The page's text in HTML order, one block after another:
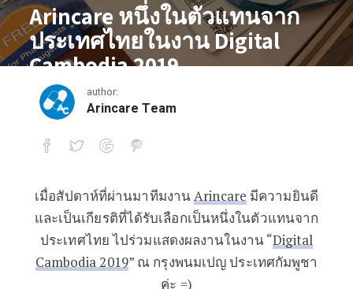
Arincare หนึ่งในตัวแทนจาก
ประเทศไทยในงาน Digital
Cambodia 2019
February 1, 2018
author:
Arincare Team
Arincare หนึ่งในตัวแทนจากประเทศไทย
เมื่อสัปดาห์ที่ผ่านมาทีมงานArincare มีความยินดี
และเป็นเกียรติที่ได้รับเลือกเป็นหนึ่งในตัวแทนจาก
ประเทศไทย ไปร่วมแสดงผลงานในงาน “Digital
Cambodia 2019” ณ กรุงพนมเปญ ประเทศกัมพูชา
ค่ะ =)